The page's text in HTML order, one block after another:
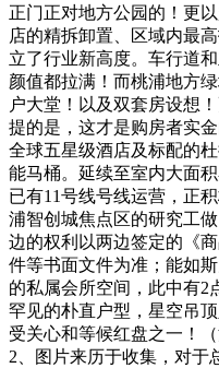
正门正对地方公园的！更
店的精拆卸置、区域内最
立了行业新高度。车行道
颜值都拉满！而桃浦地方
户大堂！以及双套房设想
提的是，这才是购房者实
全球五星级酒店及标配的
能马桶。延续至室内大面
已有11号线号线运营，正
浦智创城焦点区的研究工
边的权利以两边签定的《
件等书面文件为准；能如
的私属会所空间，此中有2
罕见的朴直户型，星空吊
受关心和等候红盘之一！
2、图片来历于收集，对于